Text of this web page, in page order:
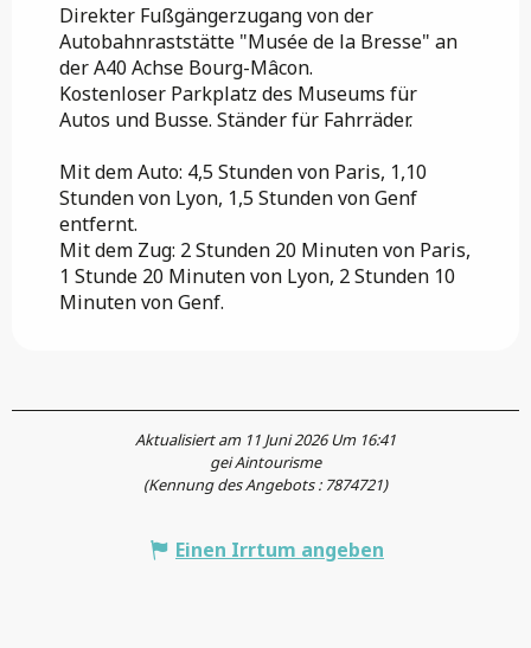
Direkter Fußgängerzugang von der
Autobahnraststätte "Musée de la Bresse" an
der A40 Achse Bourg-Mâcon.
Kostenloser Parkplatz des Museums für
Autos und Busse. Ständer für Fahrräder.
Mit dem Auto: 4,5 Stunden von Paris, 1,10
Stunden von Lyon, 1,5 Stunden von Genf
entfernt.
Mit dem Zug: 2 Stunden 20 Minuten von Paris,
1 Stunde 20 Minuten von Lyon, 2 Stunden 10
Minuten von Genf.
Aktualisiert am 11 Juni 2026 Um 16:41
gei Aintourisme
(Kennung des Angebots : 7874721)
Einen Irrtum angeben